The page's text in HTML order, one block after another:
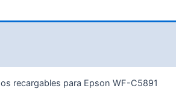
recargables para Epson WF-C5891